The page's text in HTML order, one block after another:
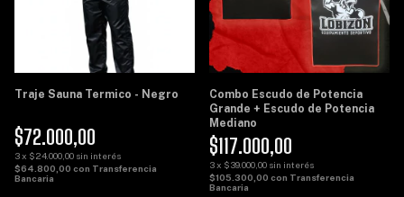
Traje Sauna Termico - Negro
$72.000,00
3x $24.000,00 sin interés
$64.800,00 con Transferencia
Bancaria
Combo Escudo de Potencia
Grande + Escudo de Potencia
Mediano
$117.000,00
3x $39.000,00 sin interés
$105.300,00 con Transferencia
Bancaria